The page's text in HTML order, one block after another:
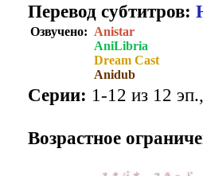
Перевод субтитров:
Озвучено: Anistar
AniLibria
Dream Cast
Anidub
Серии: 1-12 из 12
Возрастное